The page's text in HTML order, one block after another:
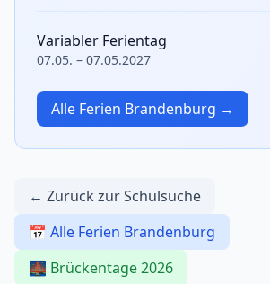
Variabler Ferientag
07.05. – 07.05.2027
Alle Ferien Brandenburg →
← Zurück zur Schulsuche
📅 Alle Ferien Brandenburg
🌉 Brückentage 2026